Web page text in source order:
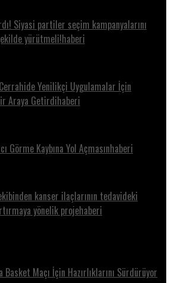
Siyasi partiler seçim kampanyalarını
yürütmeli!haberi
Yenilikçi Uygulamalar İçin
Araya Getirdihaberi
Görme Kaybına Yol Açmasınhaberi
kanser ilaçlarının tedavideki
yönelik projehaberi
Basket Maçı İçin Hazırlıklarını Sürdürüyor